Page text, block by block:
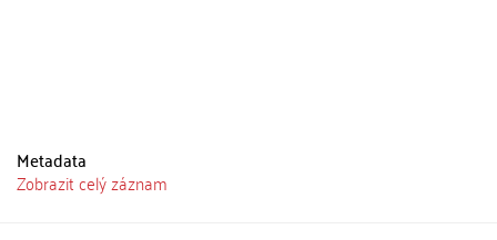
Metadata
Zobrazit celý záznam